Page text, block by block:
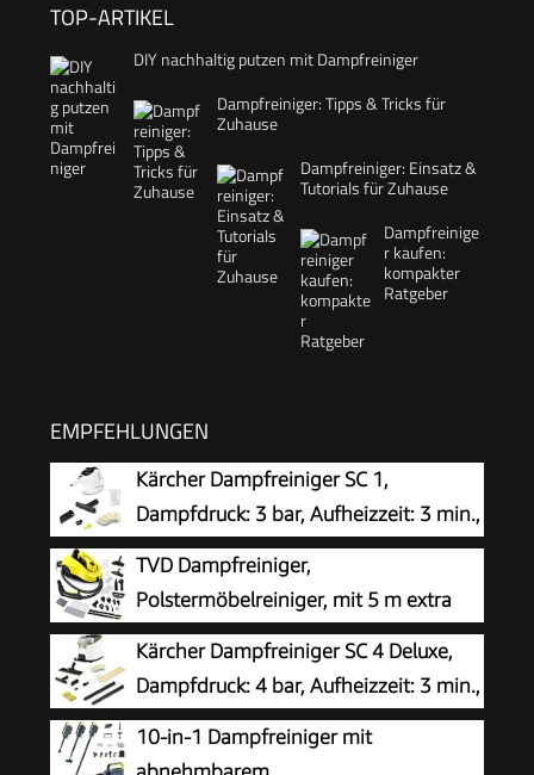
TOP-ARTIKEL
DIY nachhaltig putzen mit Dampfreiniger
Dampfreiniger: Tipps & Tricks für
Zuhause
Dampfreiniger: Einsatz &
Tutorials für Zuhause
Dampfreinige
r kaufen:
kompakter
Ratgeber
EMPFEHLUNGEN
Kärcher Dampfreiniger SC 1,
Dampfdruck: 3 bar, Aufheizzeit: 3 min.,
Leistung: 1.200 W, Flächenleistung: 20
m², Tank: 200 ml, mit Hand-, Punktstrahl- und
Powerdüse, Mikrofaser-Überzug und Rundbürste
TVD Dampfreiniger,
Polstermöbelreiniger, mit 5 m extra
Langem Netzkabel
Kärcher Dampfreiniger SC 4 Deluxe,
Dampfdruck: 4 bar, Aufheizzeit: 3 min.,
Fläche: ca. 130 m², Tank: 0,5 l + 1,3 l,
inkl. Bodenreinigungsset EasyFix, Düsen,
10-in-1 Dampfreiniger mit